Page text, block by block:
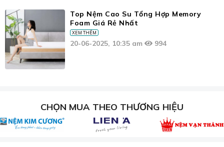
Top Nệm Cao Su Tổng Hợp Memory
Foam Giá Rẻ Nhất
XEM THÊM
20-06-2025, 10:35 am 994
CHỌN MUA THEO THƯƠNG HIỆU